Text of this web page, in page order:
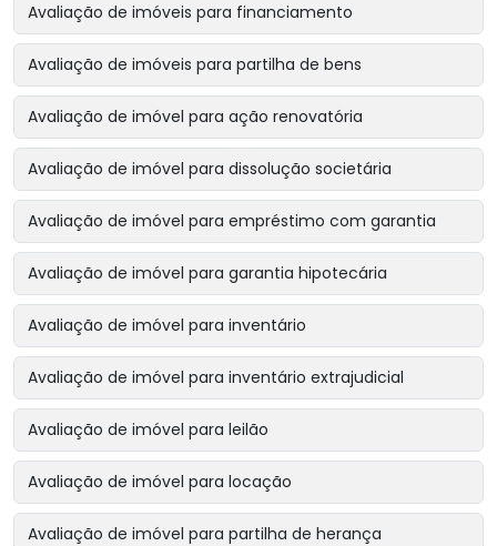
Avaliação de imóveis para financiamento
Avaliação de imóveis para partilha de bens
Avaliação de imóvel para ação renovatória
Avaliação de imóvel para dissolução societária
Avaliação de imóvel para empréstimo com garantia
Avaliação de imóvel para garantia hipotecária
Avaliação de imóvel para inventário
Avaliação de imóvel para inventário extrajudicial
Avaliação de imóvel para leilão
Avaliação de imóvel para locação
Avaliação de imóvel para partilha de herança